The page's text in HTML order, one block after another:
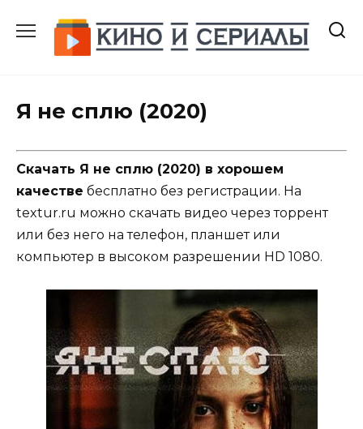
содержанию
Я не сплю (2020)
Скачать Я не сплю (2020) в хорошем
качестве бесплатно без регистрации. На
textur.ru можно скачать видео через торрент
или без него на телефон, планшет или
компьютер в высоком разрешении HD 1080.